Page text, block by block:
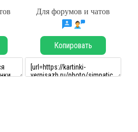
Для форумов и чатов
Копировать